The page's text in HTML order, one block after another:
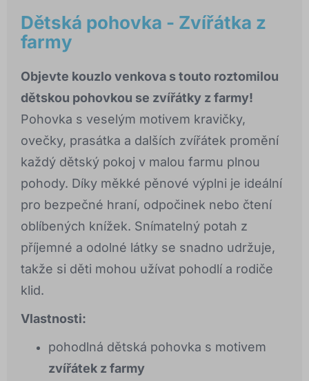
Dětská pohovka - Zvířátka z
farmy
Objevte kouzlo venkova s touto roztomilou
dětskou pohovkou se zvířátky z farmy!
Pohovka s veselým motivem kravičky,
ovečky, prasátka a dalších zvířátek promění
každý dětský pokoj v malou farmu plnou
pohody. Díky měkké pěnové výplni je ideální
pro bezpečné hraní, odpočinek nebo čtení
oblíbených knížek. Snímatelný potah z
příjemné a odolné látky se snadno udržuje,
takže si děti mohou užívat pohodlí a rodiče
klid.
Vlastnosti:
pohodlná dětská pohovka s motivem
zvířátek z farmy